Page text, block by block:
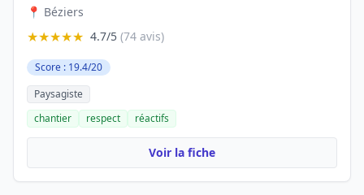
📍 Béziers
★★★★★ 4.7/5 (74 avis)
Score : 19.4/20
Paysagiste
chantier
respect réactifs
Voir la fiche